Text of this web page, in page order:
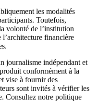
les modalités
Toutefois,
volonté de l’institution
financière
journalisme indépendant et
conformément à la
vise à fournir des
sont invités à vérifier les
Consultez notre politique